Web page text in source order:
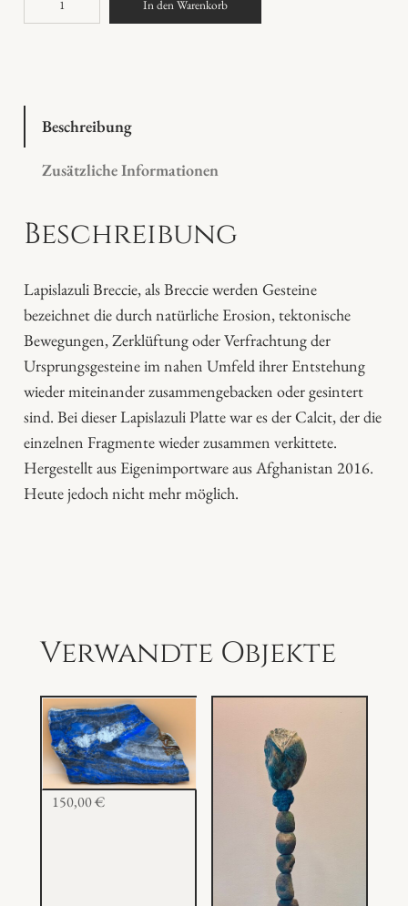
a
a
l
l
In den Warenkorb
Beschreibung
Zusätzliche Informationen
Beschreibung
Lapislazuli Breccie, als Breccie werden Gesteine
bezeichnet die durch natürliche Erosion, tektonische
Bewegungen, Zerklüftung oder Verfrachtung der
Ursprungsgesteine im nahen Umfeld ihrer Entstehung
wieder miteinander zusammengebacken oder gesintert
sind. Bei dieser Lapislazuli Platte war es der Calcit, der die
einzelnen Fragmente wieder zusammen verkittete.
Hergestellt aus Eigenimportware aus Afghanistan 2016.
Heute jedoch nicht mehr möglich.
Verwandte Objekte
150,00€